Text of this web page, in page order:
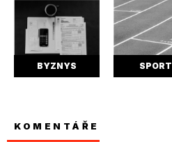
BYZNYS SPORT
KOMENTÁŘE